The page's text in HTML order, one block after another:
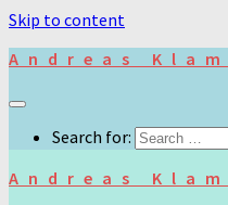
Skip to content
Andreas
Search for:
Andreas